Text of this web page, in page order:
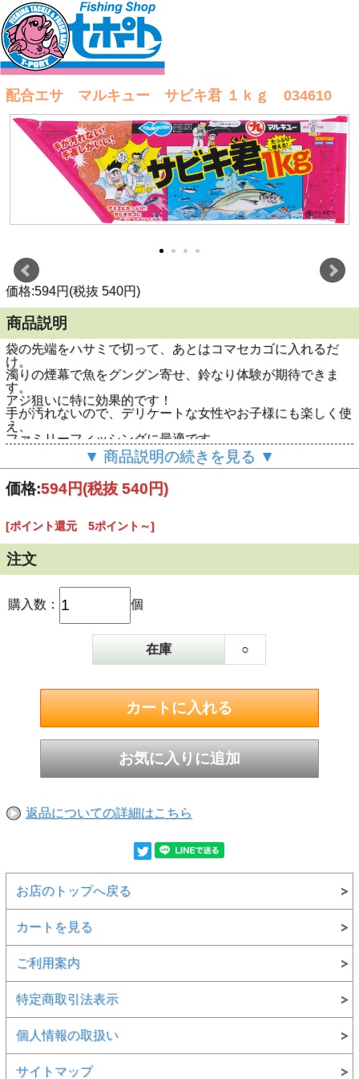
配合エサ マルキュー サビキ君 １ｋｇ 034610
価格:594円(税抜 540円)
商品説明
袋の先端をハサミで切って、あとはコマセカゴに入れるだ
け。
濁りの煙幕で魚をグングン寄せ、鈴なり体験が期待できま
す。
アジ狙いに特に効果的です！
手が汚れないので、デリケートな女性やお子様にも楽しく使
え、
ファミリーフィッシングに最適です。
★内容量：1,000g★▼ 商品説明の続きを見る ▼
価格:594円(税抜 540円)
[ポイント還元 5ポイント～]
注文
購入数： 個
在庫 ○
返品についての詳細はこちら
お店のトップへ戻る
カートを見る
ご利用案内
特定商取引法表示
個人情報の取扱い
サイトマップ